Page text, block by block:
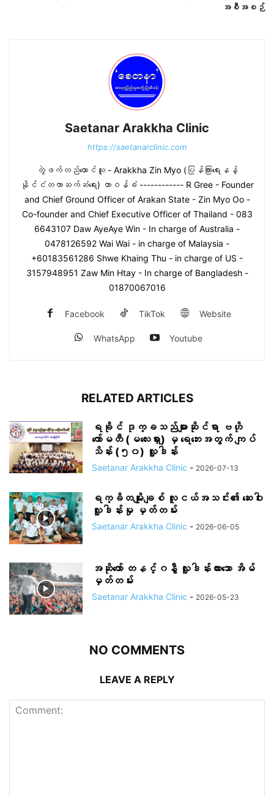
အစီအစဉ်
Saetanar Arakkha Clinic
https://saetanarclinic.com
တွဲဖက်တည်ထောင်သူ - Arakkha Zin Myo (ပြန်ကြားရေးနန့်
နိုင်ငံတကာဆက်ဆံရေး) တာဝန်ခံ ------------ R Gree - Founder
and Chief Ground Officer of Arakan State - Zin Myo Oo -
Co-founder and Chief Executive Officer of Thailand - 083
6643107 Daw AyeAye Win - In charge of Australia -
0478126592 Wai Wai - in charge of Malaysia -
+60183561286 Shwe Khaing Thu - in charge of US -
3157948951 Zaw Min Htay - In charge of Bangladesh -
01870067016
Facebook TikTok Website
WhatsApp Youtube
RELATED ARTICLES
ရခိုင် ဒုက္ခသည်များဆိုင်ရာ ဗဟို
ကော်မတီ (မလေးရှား) မှ ရေဘေးအတွက် ကျပ်
သိန်း (၅၀) လှူဒါန်း
Saetanar Arakkha Clinic - 2026-07-13
ရက္ခိတမျိုးချစ် လူငယ်အသင်း၏ ဆေးဝါး
လှူဒါန်းမှု မှတ်တမ်း
Saetanar Arakkha Clinic - 2026-06-05
အဆိုတော် တနင်္ဂနွီ လှူဒါန်းထားသော အိမ်
မှတ်တမ်း
Saetanar Arakkha Clinic - 2026-05-23
NO COMMENTS
LEAVE A REPLY